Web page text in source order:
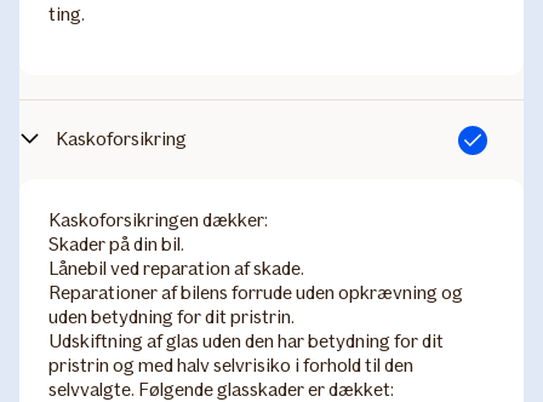
ting.
Kaskoforsikring Inkluderet
Kaskoforsikringen dækker:
Skader på din bil.
Lånebil ved reparation af skade.
Reparationer af bilens forrude uden opkrævning og
uden betydning for dit pristrin.
Udskiftning af glas uden den har betydning for dit
pristrin og med halv selvrisiko i forhold til den
selvvalgte.​ Følgende glasskader er dækket: